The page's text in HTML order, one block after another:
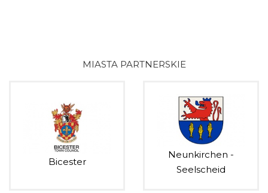
MIASTA PARTNERSKIE
Bicester
Neunkirchen -
Seelscheid